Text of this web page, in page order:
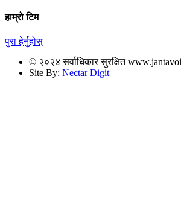
हाम्रो टिम
पुरा हेर्नुहोस्
© २०२४ सर्वाधिकार सुरक्षित
Site By: Nectar Digit